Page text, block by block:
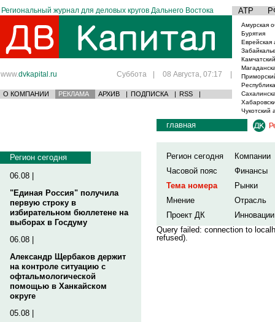
Региональный журнал для деловых кругов Дальнего Востока АТР
www.dvkapital.ru Суббота | 08 Августа, 07:17 |
О КОМПАНИИ РЕКЛАМА АРХИВ | ПОДПИСКА | RSS |
Амурская
Бурятия
Еврейская
Чукотский
Регион сегодня
06.08 |
"Единая Россия" получила
первую строку в
избирательном бюллетене на
выборах в Госдуму
06.08 |
Александр Щербаков держит
на контроле ситуацию с
офтальмологической
помощью в Ханкайском
округе
05.08 |
главная
Регион сегодня
Компании
Часовой пояс
Финансы
Тема номера
Рынки
Мнение
Отрасль
Проект ДК
Инновации
Query failed: connection to
refused).